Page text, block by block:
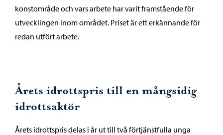
konstområde och vars arbete har varit framstående för
utvecklingen inom området. Priset är ett erkännande för
redan utfört arbete.
Årets idrottspris till en mångsidig
idrottsaktör
Årets idrottspris delas i år ut till två förtjänstfulla unga